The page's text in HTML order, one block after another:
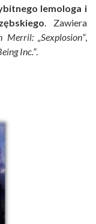
lemologa i
. Zawiera
Merril: „Sexplosion”,
Inc.”.